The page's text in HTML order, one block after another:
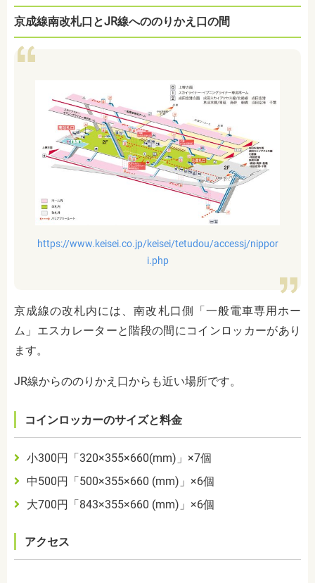
京成線南改札口とJR線へののりかえ口の間
https://www.keisei.co.jp/keisei/tetudou/accessj/nippor
i.php
京成線の改札内には、南改札口側「一般電車専用ホー
ム」エスカレーターと階段の間にコインロッカーがあり
ます。
JR線からののりかえ口からも近い場所です。
コインロッカーのサイズと料金
小300円「320×355×660(mm) 」×7個
中500円「500×355×660 (mm) 」×6個
大700円「843×355×660 (mm) 」×6個
アクセス